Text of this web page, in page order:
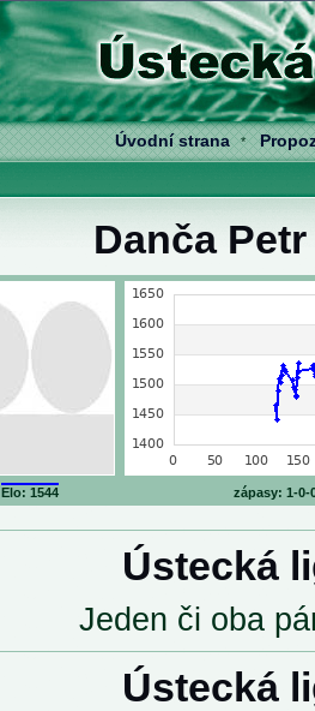
Úvodní strana*
Danča
Elo: 1544 zápasy: 1-
Ústecká
Jeden či oba
Ústecká